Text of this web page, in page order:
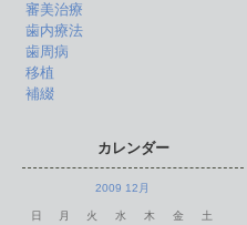
審美治療
歯内療法
歯周病
移植
補綴
カレンダー
2009 12月
日 月 火 水 木 金 土